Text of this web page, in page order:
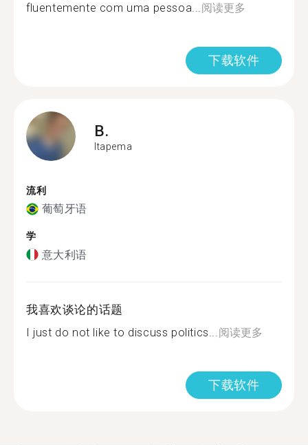
fluentemente com uma pessoa... 阅读更多
下载软件
B.
Itapema
流利
葡萄牙语
学
意大利语
我喜欢谈论的话题
I just do not like to discuss politics... 阅读更多
下载软件